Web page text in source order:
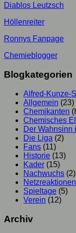
Diablos Leutzsch
Höllenreiter
Ronnys Fanpage
Chemieblogger
Blogkategorien
Alfred-Kunze-
Allgemein (23)
Chemikanten
Chemisches
Der Wahnsinn
Die Liga (2)
Fans (11)
Historie (13)
Kader (15)
Nachwuchs (2)
Netzreaktionen
Spieltage (5)
Verein (12)
Archiv